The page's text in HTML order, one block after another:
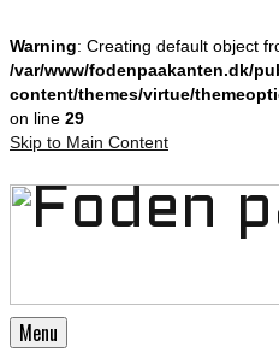
Warning: Creating default object
/var/www/fodenpaakanten.dk/
content/themes/virtue/
on line 29
Skip to Main Content
Menu